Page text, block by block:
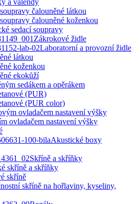
a válendy
čalouněné látkou
čalouněné koženkou
sedací soupravy
Zákrokové židle
Laboratorní a provozní židle
látkou
koženkou
ekokůží
sedákem a opěrákem
(PUR)
(PUR color)
ovladačem nastavení výšky
ovladačem nastavení výšky
Akustické boxy
Skříně a skříňky
skříně a skříňky
skříně
skříně na hořlaviny, kyseliny,